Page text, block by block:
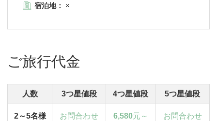
宿泊地： ×
ご旅行代金
人数 3つ星値段 4つ星値段 5つ星値段
2～5名様 お問合わせ 6,580元～ お問合わせ